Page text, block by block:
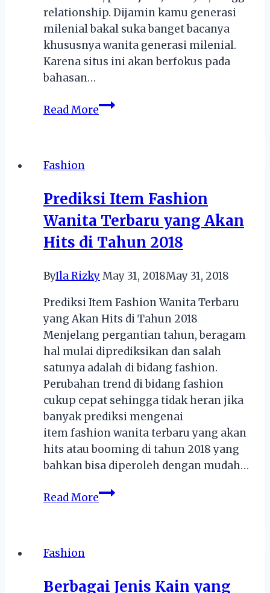
relationship. Dijamin kamu generasi
milenial bakal suka banget bacanya
khususnya wanita generasi milenial.
Karena situs ini akan berfokus pada
bahasan…
Read MorePopbela.com
Terlengkap
Fashion
Prediksi Item Fashion
Wanita Terbaru yang Akan
Hits di Tahun 2018
ByIla RizkyMay 31, 2018May 31, 2018
Prediksi Item Fashion Wanita Terbaru
yang Akan Hits di Tahun 2018
Menjelang pergantian tahun, beragam
hal mulai diprediksikan dan salah
satunya adalah di bidang fashion.
Perubahan trend di bidang fashion
cukup cepat sehingga tidak heran jika
banyak prediksi mengenai
item fashion wanita terbaru yang akan
hits atau booming di tahun 2018 yang
bahkan bisa diperoleh dengan mudah…
Read MorePrediksi
Akan
Fashion
Berbagai Jenis Kain yang